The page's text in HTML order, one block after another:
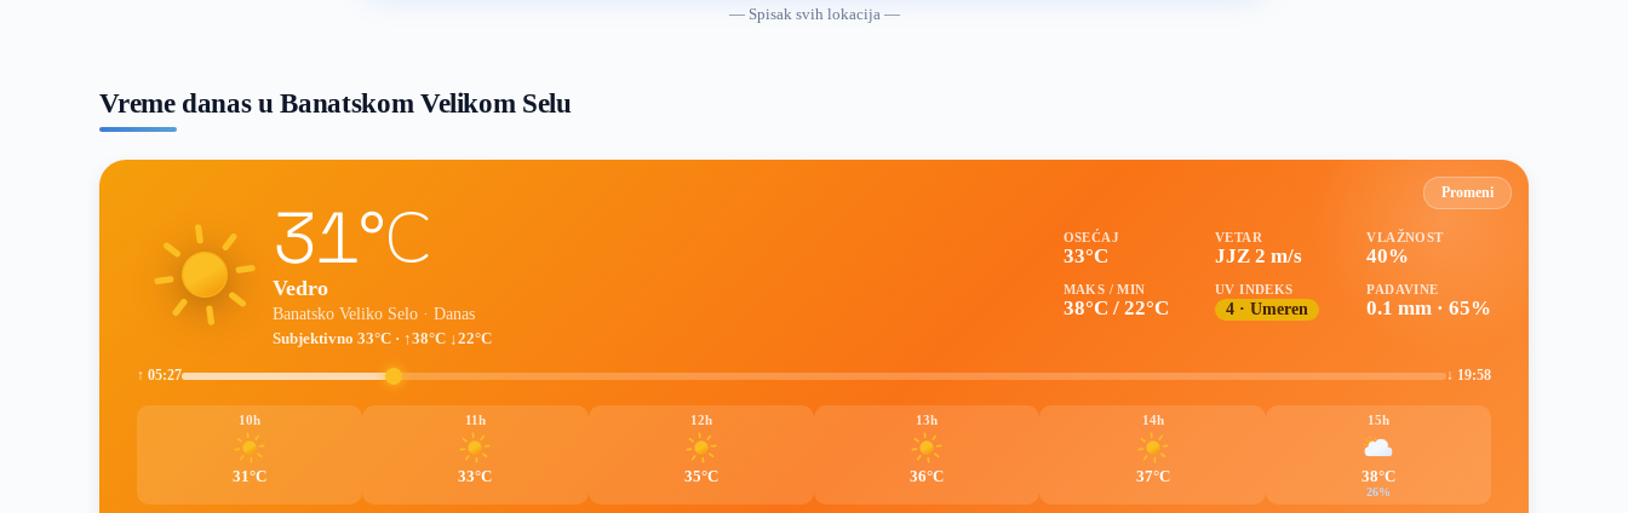
— Spisak svih lokacija —
Vreme danas u Banatskom Velikom Selu
Promeni
31°C
Vedro
Banatsko Veliko Selo · Danas
Subjektivno 33°C · ↑38°C ↓22°C
OSEĆAJ
33°C
VETAR
JJZ 2 m/s
VLAŽNOST
40%
MAKS / MIN
38°C / 22°C
UV INDEKS
4 · Umeren
PADAVINE
0.1 mm · 65%
↑ 05:27 ↓ 19:58
10h
31°C
11h
33°C
12h
35°C
13h
36°C
14h
37°C
15h
38°C
26%